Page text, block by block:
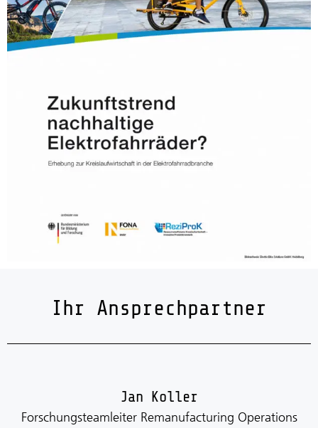
Ihr Ansprechpartner
Jan Koller
Forschungsteamleiter Remanufacturing Operations